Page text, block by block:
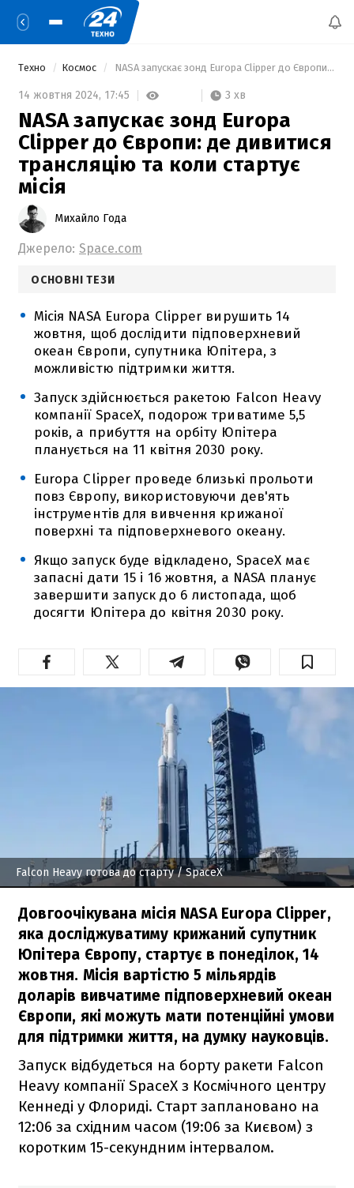
Техно Космос NASA запускає зонд Europa Clipper до Європи: де дивитися трансляцію та коли стартує місія
14 жовтня 2024, 17:45 3 хв
NASA запускає зонд Europa
Clipper до Європи: де дивитися
трансляцію та коли стартує
місія
Михайло Года
Джерело: Space.com
ОСНОВНІ ТЕЗИ
Місія NASA Europa Clipper вирушить 14
жовтня, щоб дослідити підповерхневий
океан Європи, супутника Юпітера, з
можливістю підтримки життя.
Запуск здійснюється ракетою Falcon Heavy
компанії SpaceX, подорож триватиме 5,5
років, а прибуття на орбіту Юпітера
планується на 11 квітня 2030 року.
Europa Clipper проведе близькі прольоти
повз Європу, використовуючи дев'ять
інструментів для вивчення крижаної
поверхні та підповерхневого океану.
Якщо запуск буде відкладено, SpaceX має
запасні дати 15 і 16 жовтня, а NASA планує
завершити запуск до 6 листопада, щоб
досягти Юпітера до квітня 2030 року.
Falcon Heavy готова до старту/ SpaceX
Довгоочікувана місія NASA Europa Clipper,
яка досліджуватиму крижаний супутник
Юпітера Європу, стартує в понеділок, 14
жовтня. Місія вартістю 5 мільярдів
доларів вивчатиме підповерхневий океан
Європи, які можуть мати потенційні умови
для підтримки життя, на думку науковців.
Запуск відбудеться на борту ракети Falcon
Heavy компанії SpaceX з Космічного центру
Кеннеді у Флориді. Старт заплановано на
12:06 за східним часом (19:06 за Києвом) з
коротким 15-секундним інтервалом.